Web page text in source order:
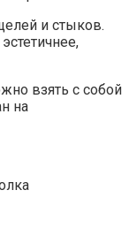
и стыков.
взять с собой
на